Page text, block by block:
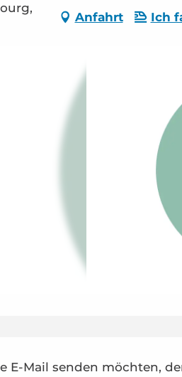
Anfahrt Ich
E-Mail senden möchten,